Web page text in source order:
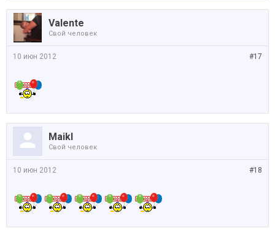
Valente
Свой человек
#17
10 июн 2012
Maikl
Свой человек
#18
10 июн 2012